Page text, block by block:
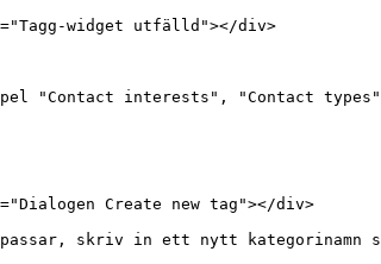
widget utfälld"></div>
"Contact interests", "Contact
Create new tag"></div>
skriv in ett nytt kategorinamn